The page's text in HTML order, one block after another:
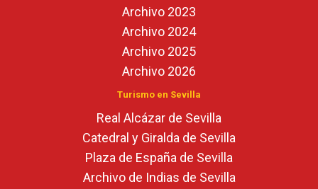
Archivo 2023
Archivo 2024
Archivo 2025
Archivo 2026
Turismo en Sevilla
Real Alcázar de Sevilla
Catedral y Giralda de Sevilla
Plaza de España de Sevilla
Archivo de Indias de Sevilla